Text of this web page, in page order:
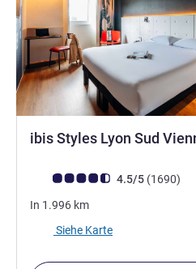
ibis Styles Lyon Sud
Note Kundenmeinungen
4.5/5 (1690)
In 1.996 km
Siehe Karte